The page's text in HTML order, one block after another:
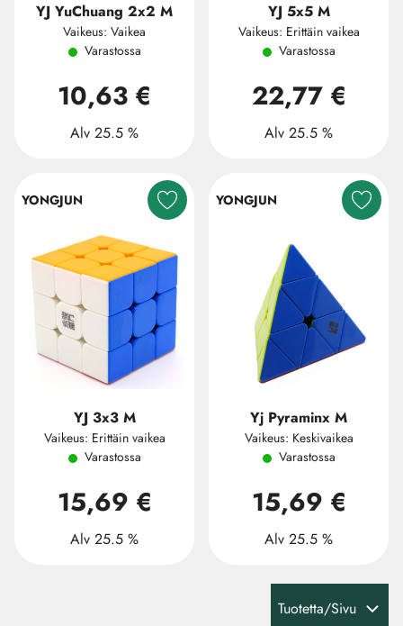
YJ YuChuang 2x2 M
Vaikeus: Vaikea
Varastossa
10,63 €
Alv 25.5 %
YJ 5x5 M
Vaikeus: Erittäin vaikea
Varastossa
22,77 €
Alv 25.5 %
YONGJUN
YJ 3x3 M
Vaikeus: Erittäin vaikea
Varastossa
15,69 €
Alv 25.5 %
YONGJUN
Yj Pyraminx M
Vaikeus: Keskivaikea
Varastossa
15,69 €
Alv 25.5 %
Tuotetta/Sivu